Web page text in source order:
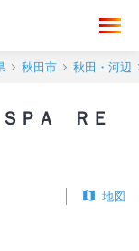
秋田市 秋田・河辺
ＰＡ ＲＥ
地図